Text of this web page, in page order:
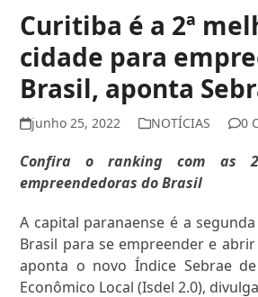
Curitiba é a 2ª
cidade para
Brasil, aponta
junho 25, 2022 NOTÍCIAS 0
Confira o ranking com as
empreendedoras do Brasil
A capital paranaense é a
Brasil para se empreender e
aponta o novo Índice Sebrae
Econômico Local (Isdel 2.0),